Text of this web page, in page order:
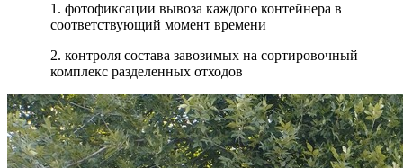
1. фотофиксации вывоза каждого контейнера в
соответствующий момент времени
2. контроля состава завозимых на сортировочный
комплекс разделенных отходов